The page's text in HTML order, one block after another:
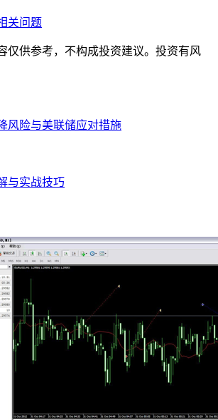
关问题
仅供参考，不构成投资建议。投资有风
风险与美联储应对措施
与实战技巧